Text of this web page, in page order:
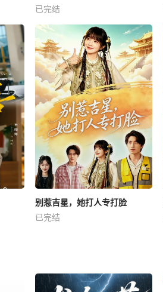
已完结
别惹吉星，她打人专打脸
已完结